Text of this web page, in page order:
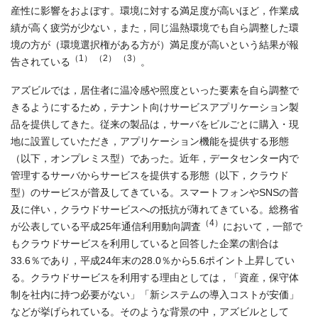
産性に影響をおよぼす。環境に対する満足度が高いほど，作業成
績が高く疲労が少ない，また，同じ温熱環境でも自ら調整した環
境の方が（環境選択権がある方が）満足度が高いという結果が報
告されている
（1） （2） （3） 。
アズビルでは，居住者に温冷感や照度といった要素を自ら調整で
きるようにするため，テナント向けサービスアプリケーション製
品を提供してきた。従来の製品は，サーバをビルごとに購入・現
地に設置していただき，アプリケーション機能を提供する形態
（以下，オンプレミス型）であった。近年，データセンター内で
管理するサーバからサービスを提供する形態（以下，クラウド
型）のサービスが普及してきている。スマートフォンやSNSの普
及に伴い，クラウドサービスへの抵抗が薄れてきている。総務省
が公表している平成25年通信利用動向調査 （4） において，一部で
もクラウドサービスを利用していると回答した企業の割合は
33.6％であり，平成24年末の28.0％から5.6ポイント上昇してい
る。クラウドサービスを利用する理由としては，「資産，保守体
制を社内に持つ必要がない」「新システムの導入コストが安価」
などが挙げられている。そのような背景の中，アズビルとして